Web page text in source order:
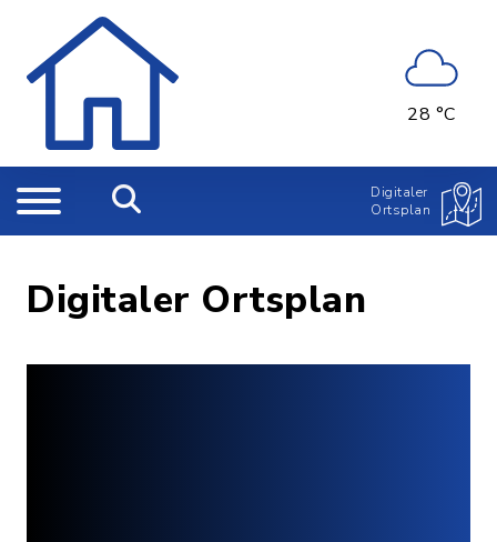
28 °C
Digitaler
Ortsplan
Digitaler Ortsplan